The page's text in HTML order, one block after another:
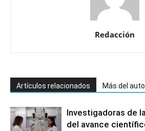
Redacción
Artículos relacionados Más del
Investigadoras de
del avance